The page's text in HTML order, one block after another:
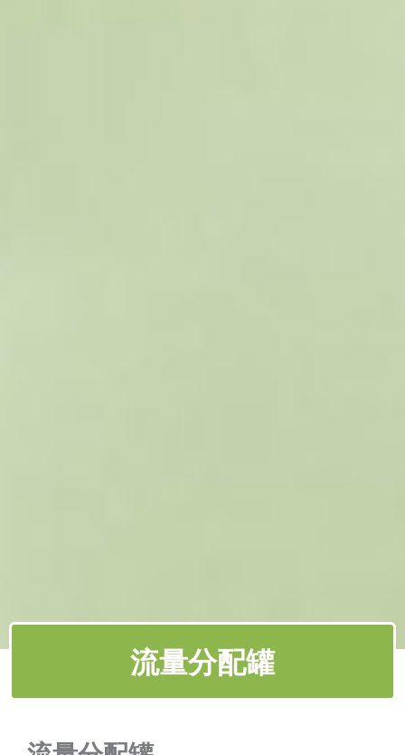
流量分配罐